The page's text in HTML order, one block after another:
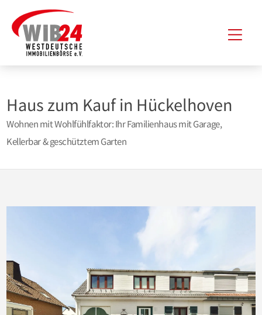
Inhalt
springen
Haus zum Kauf in Hückelhoven
Wohnen mit Wohlfühlfaktor: Ihr Familienhaus mit Garage,
Kellerbar & geschütztem Garten